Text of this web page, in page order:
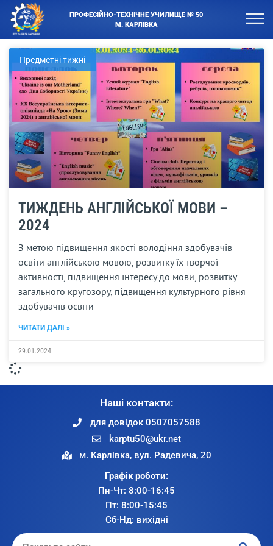
ПРОФЕСІЙНО-ТЕХНІЧНЕ УЧИЛИЩЕ № 50
М. КАРЛІВКА
Предметні тижні
ТИЖДЕНЬ АНГЛІЙСЬКОЇ МОВИ –
2024
З метою підвищення якості володіння здобувачів
освіти англійською мовою, розвитку їх творчої
активності, підвищення інтересу до мови, розвитку
загального кругозору, підвищення культурного рівня
здобувачів освіти
ЧИТАТИ ДАЛІ »
29.01.2024
Наші контакти:
для довідок 0507057588
karptu50@ukr.net
м. Карлівка, вул. Радевича, 20
Графік роботи:
Пн-Чт: 8:00-16:45
Пт: 8:00-15:45
Сб-Нд: вихідні